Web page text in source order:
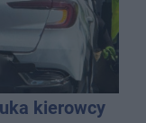
kierowcy